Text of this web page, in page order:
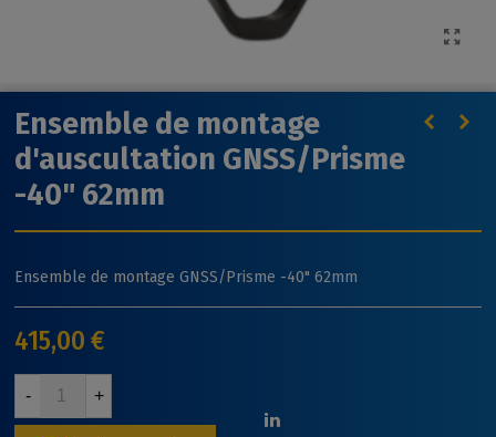
Ensemble de montage
d'auscultation GNSS/Prisme
-40" 62mm
Ensemble de montage GNSS/Prisme -40" 62mm
415,00 €
- +